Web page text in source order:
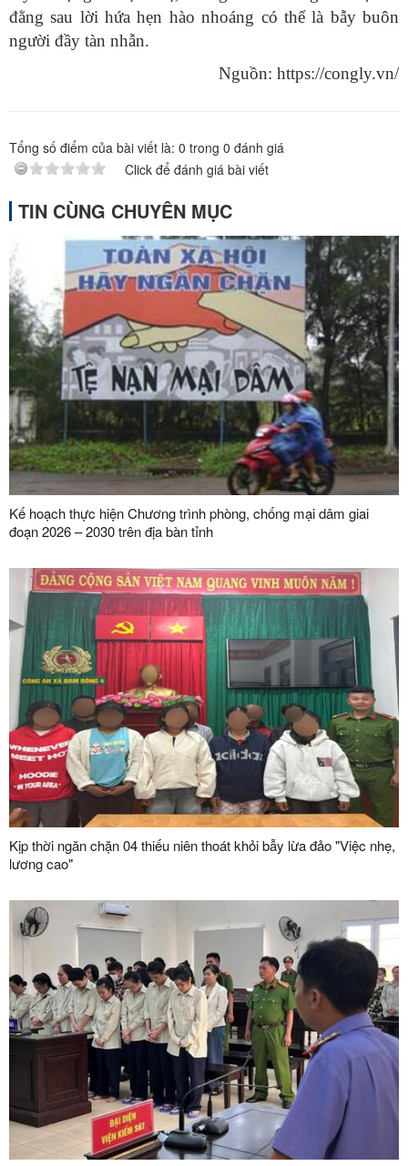
đằng sau lời hứa hẹn hào nhoáng có thể là bẫy buôn
người đầy tàn nhẫn.
Nguồn: https://congly.vn/
Tổng số điểm của bài viết là: 0 trong 0 đánh giá
Click để đánh giá bài viết
TIN CÙNG CHUYÊN MỤC
Kế hoạch thực hiện Chương trình phòng, chống mại dâm giai
đoạn 2026 – 2030 trên địa bàn tỉnh
Kịp thời ngăn chặn 04 thiếu niên thoát khỏi bẫy lừa đảo "Việc nhẹ,
lương cao"